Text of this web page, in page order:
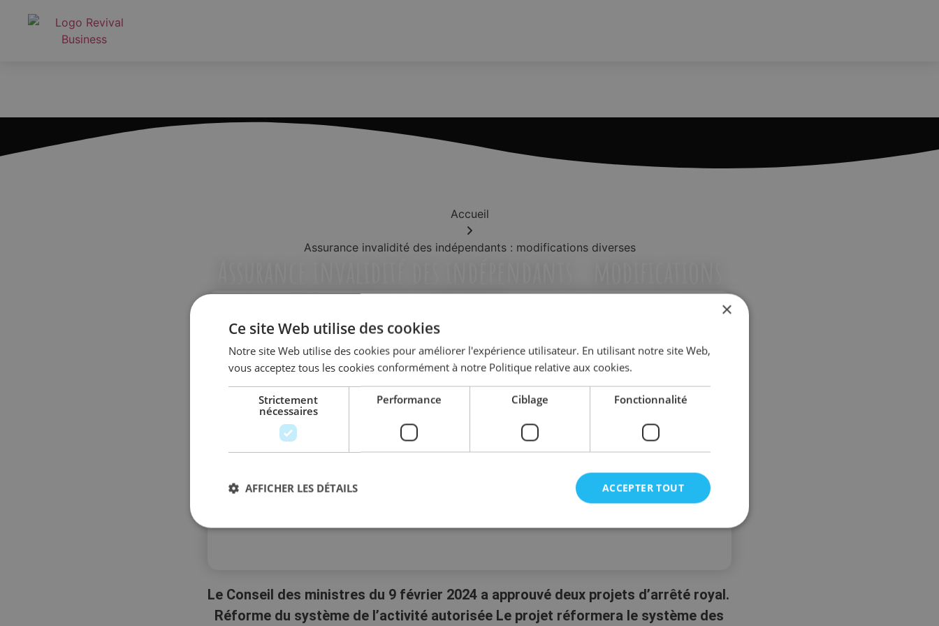
Accueil
Assurance invalidité des indépendants : modifications diverses
diverses
Le Conseil des ministres du 9 février 2024 a approuvé deux projets d’arrêté royal.
Réforme du système de l’activité autorisée Le projet réformera le système des
×
Ce site Web utilise des cookies
Notre site Web utilise des cookies pour améliorer l'expérience utilisateur. En utilisant notre site Web,
vous acceptez tous les cookies conformément à notre Politique relative aux cookies.
Strictement
nécessaires
Performance Ciblage Fonctionnalité
ACCEPTER TOUT
AFFICHER LES DÉTAILS